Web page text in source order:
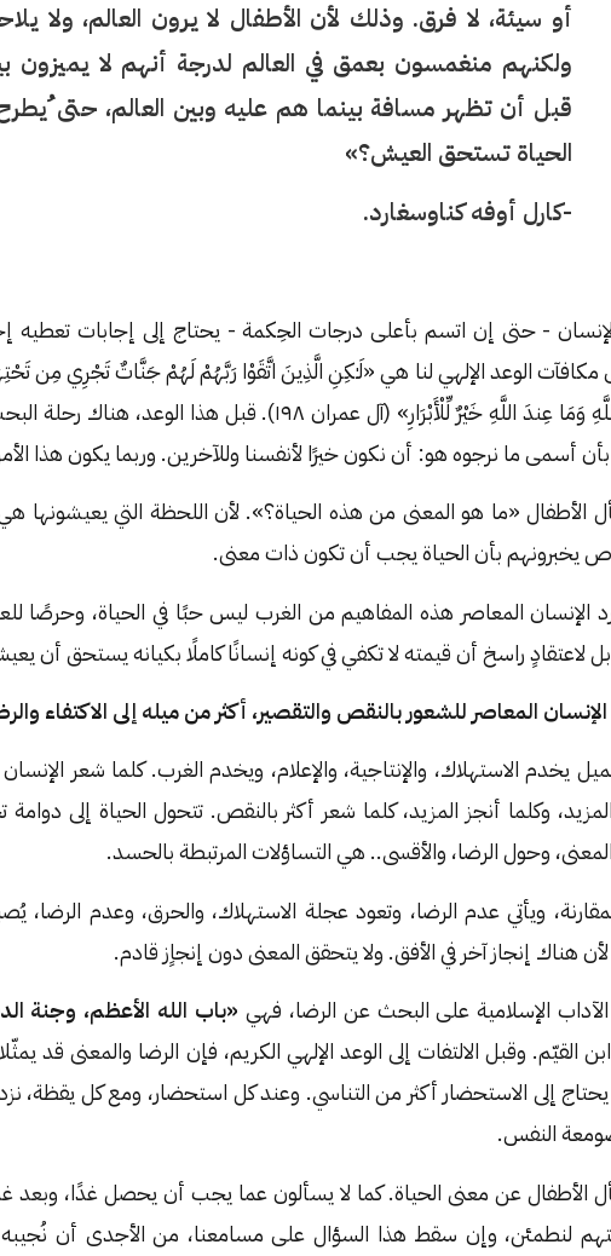
أو سيئة، لا فرق. وذلك لأن الأطفال لا يرون العالم، ولا
ولكنهم منغمسون بعمق في العالم لدرجة أنهم لا
قبل أن تظهر مسافة بينما هم عليه وبين العالم، حتى
الحياة تستحق العيش؟»
-كارل أوفه كناوسغارد.
- حتى إن اتسم بأعلى درجات الحِكمة - يحتاج إلى إجابات تعطيه
الوعد الإلهي لنا هي «لَـٰكِنِ الَّذِينَ اتَّقَوْا رَبَّهُمْ لَهُمْ جَنَّاتٌ تَجْرِي مِن
عِندِ اللَّهِ وَمَا عِندَ اللَّهِ خَيْرٌ لِّلْأَبْرَارِ» (آل عمران ١٩٨). قبل
بأن أسمى ما نرجوه هو: أن نكون خيرًا لأنفسنا وللآخرين. وربما يكون هذا
الأطفال «ما هو المعنى من هذه الحياة؟». لأن اللحظة التي يعيشونها هي
يخبرونهم بأن الحياة يجب أن تكون ذات معنى.
الإنسان المعاصر هذه المفاهيم من الغرب ليس حبًا في الحياة،
لاعتقادٍ راسخ أن قيمته لا تكفي في كونه إنسانًا كاملًا بكيانه يستحق أن
المعاصر للشعور بالنقص والتقصير، أكثر من ميله إلى الاكتفاء
يخدم الاستهلاك، والإنتاجية، والإعلام، ويخدم الغرب. كلما شعر
وكلما أنجز المزيد، كلما شعر أكثر بالنقص. تتحول الحياة إلى
وحول الرضا، والأقسى.. هي التساؤلات المرتبطة بالحسد.
ويأتي عدم الرضا، وتعود عجلة الاستهلاك، والحرق، وعدم
هناك إنجاز آخر في الأفق. ولا يتحقق المعنى دون إنجاٍز قادم.
الآداب الإسلامية على البحث عن الرضا، فهي «باب الله الأعظم، وجنة
القيّم. وقبل الالتفات إلى الوعد الإلهي الكريم، فإن الرضا والمعنى قد
إلى الاستحضار أكثر من التناسي. وعند كل استحضار، ومع كل يقظة،
النفس.
الأطفال عن معنى الحياة. كما لا يسألون عما يجب أن يحصل غدًا،
لنطمئن، وإن سقط هذا السؤال على مسامعنا، من الأجدى أن نُجيبه